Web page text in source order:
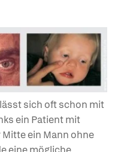
sich oft schon mit
ein Patient mit
ein Mann ohne